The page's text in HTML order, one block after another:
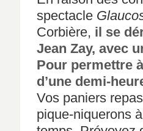
spectacle
Corbière, il se
Jean Zay, avec
Pour permettre
d’une demi-
Vos paniers
pique-niquerons